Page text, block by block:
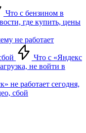
Что с бензином в
где купить, цены
не работает
Что с «Яндекс
не войти в
не работает сегодня,
сбой